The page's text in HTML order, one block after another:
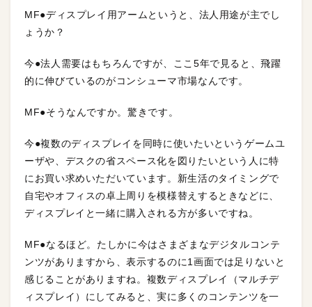
MF●ディスプレイ用アームというと、法人用途が主でし
ょうか？
今●法人需要はもちろんですが、ここ5年で見ると、飛躍
的に伸びているのがコンシューマ市場なんです。
MF●そうなんですか。驚きです。
今●複数のディスプレイを同時に使いたいというゲームユ
ーザや、デスクの省スペース化を図りたいという人に特
にお買い求めいただいています。新生活のタイミングで
自宅やオフィスの卓上周りを模様替えするときなどに、
ディスプレイと一緒に購入される方が多いですね。
MF●なるほど。たしかに今はさまざまなデジタルコンテ
ンツがありますから、表示するのに1画面では足りないと
感じることがありますね。複数ディスプレイ（マルチデ
ィスプレイ）にしてみると、実に多くのコンテンツを一